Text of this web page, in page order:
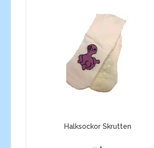
Halksockor Skrutten